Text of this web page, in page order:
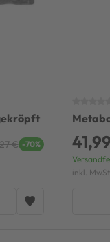
€ -70%
inkl.